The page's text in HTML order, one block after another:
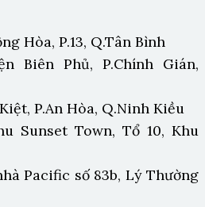
Hòa, P.13, Q.Tân Bình
Biên Phủ, P.Chính Gián,
P.An Hòa, Q.Ninh Kiều
Sunset Town, Tổ 10, Khu
Pacific số 83b, Lý Thường